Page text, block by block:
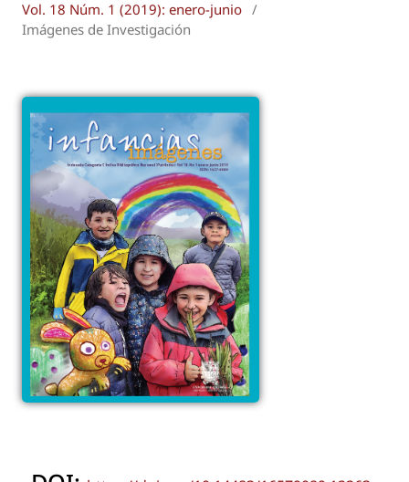
Vol. 18 Núm. 1 (2019): enero-junio /
Imágenes de Investigación